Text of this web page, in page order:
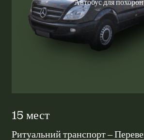
15 мест
Ритуальний транспорт ‒